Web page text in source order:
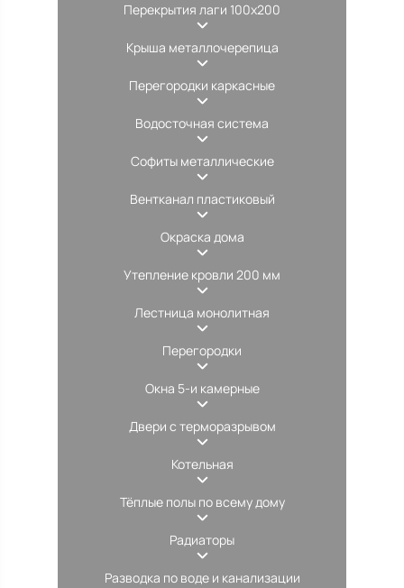
Перекрытия лаги 100х200
Крыша металлочерепица
Перегородки каркасные
Водосточная система
Софиты металлические
Вентканал пластиковый
Окраска дома
Утепление кровли 200 мм
Лестница монолитная
Перегородки
Окна 5-и камерные
Двери с терморазрывом
Котельная
Тёплые полы по всему дому
Радиаторы
Разводка по воде и канализации